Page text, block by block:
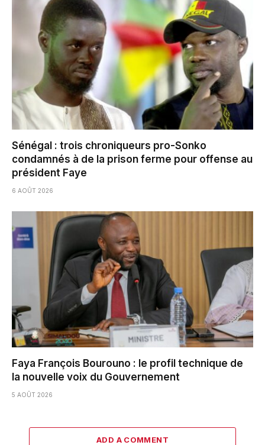
Sénégal : trois chroniqueurs pro-Sonko
condamnés à de la prison ferme pour offense au
président Faye
6 AOÛT 2026
Faya François Bourouno : le profil technique de
la nouvelle voix du Gouvernement
5 AOÛT 2026
ADD A COMMENT